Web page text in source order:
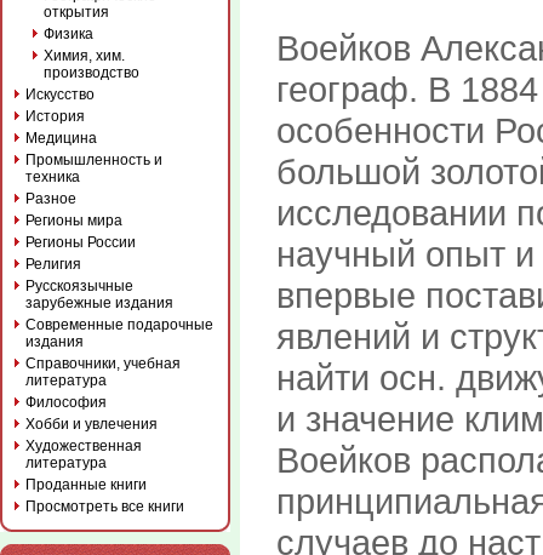
Воейков
географ. В
особенности
большой
исследовании
научный опыт
впервые
явлений и
найти осн.
и значение
Воейков
случаев до
открытия
Физика
Химия, хим.
производство
Искусство
История
Медицина
Промышленность и
техника
Разное
Регионы мира
Регионы России
Религия
Русскоязычные
зарубежные издания
Современные подарочные
издания
Справочники, учебная
литература
Философия
Хобби и увлечения
Художественная
литература
Проданные книги
Просмотреть все книги